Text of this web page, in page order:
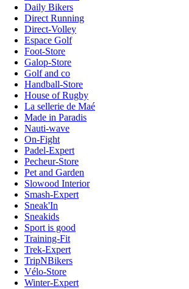
Daily Bikers
Direct Running
Direct-Volley
Espace Golf
Foot-Store
Galop-Store
Golf and co
Handball-Store
House of Rugby
La sellerie de Maé
Made in Paradis
Nauti-wave
On-Fight
Padel-Expert
Pecheur-Store
Pet and Garden
Slowood Interior
Smash-Expert
Sneak'In
Sneakids
Sport is good
Training-Fit
Trek-Expert
TripNBikers
Vélo-Store
Winter-Expert